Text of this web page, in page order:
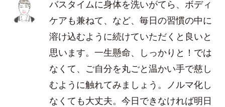
バスタイムに身体を洗いがてら、ボディ
ケアも兼ねて、など、毎日の習慣の中に
溶け込むように続けていただくと良いと
思います。一生懸命、しっかりと！では
なくて、ご自分を丸ごと温かい手で慈し
むように触れてみましょう。ノルマ化し
なくても大丈夫。今日できなければ明日